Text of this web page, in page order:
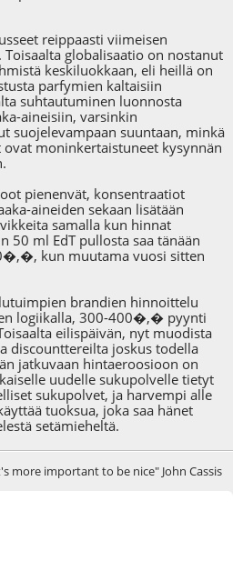
reippaasti viimeisen
globalisaatio on nostanut
keskiluokkaan, eli heillä on
parfymien kaltaisiin
suhtautuminen luonnosta
aineisiin, varsinkin
suojelevampaan suuntaan, minkä
moninkertaistuneet kysynnän
pienenvät, konsentraatiot
aineiden sekaan lisätään
samalla kun hinnat
50 ml EdT pullosta saa tänään
kun muutama vuosi sitten
brandien hinnoittelu
logiikalla, 300-400�,� pyynti
eilispäivän, nyt muodista
discounttereilta joskus todella
jatkuvaan hintaeroosioon on
uudelle sukupolvelle tietyt
sukupolvet, ja harvempi alle
tuoksua, joka saa hänet
setämieheltä.
more important to be nice" John Cassis